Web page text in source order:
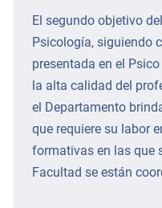
El segundo objetivo
Psicología, siguiendo
presentada en el
la alta calidad del
el Departamento
que requiere su labor
formativas en las que
Facultad se están